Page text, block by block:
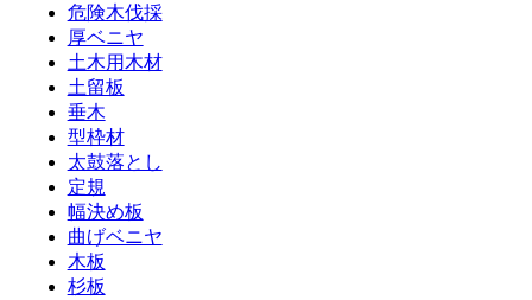
危険木伐採
厚ベニヤ
土木用木材
土留板
垂木
型枠材
太鼓落とし
定規
幅決め板
曲げベニヤ
木板
杉板